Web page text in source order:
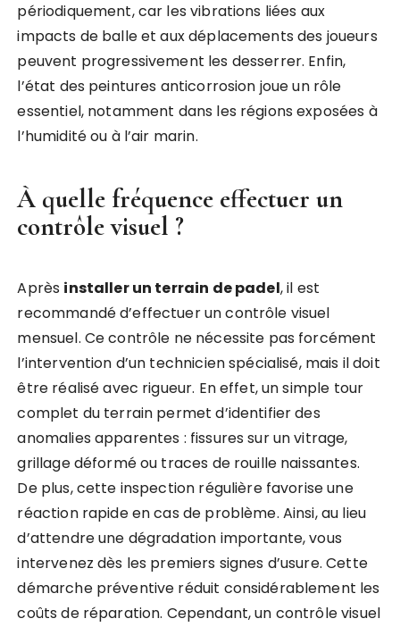
périodiquement, car les vibrations liées aux
impacts de balle et aux déplacements des joueurs
peuvent progressivement les desserrer. Enfin,
l’état des peintures anticorrosion joue un rôle
essentiel, notamment dans les régions exposées à
l’humidité ou à l’air marin.
À quelle fréquence effectuer un
contrôle visuel ?
Après installer un terrain de padel, il est
recommandé d’effectuer un contrôle visuel
mensuel. Ce contrôle ne nécessite pas forcément
l’intervention d’un technicien spécialisé, mais il doit
être réalisé avec rigueur. En effet, un simple tour
complet du terrain permet d’identifier des
anomalies apparentes : fissures sur un vitrage,
grillage déformé ou traces de rouille naissantes.
De plus, cette inspection régulière favorise une
réaction rapide en cas de problème. Ainsi, au lieu
d’attendre une dégradation importante, vous
intervenez dès les premiers signes d’usure. Cette
démarche préventive réduit considérablement les
coûts de réparation. Cependant, un contrôle visuel